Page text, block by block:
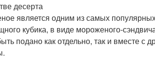
десерта
является одним из самых
кубика, в виде мороженого-
подано как отдельно, так и вместе